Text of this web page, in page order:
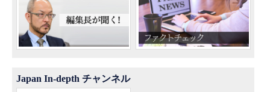
Japan In-depth チャンネル